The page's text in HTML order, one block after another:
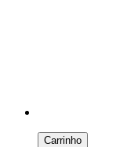
Carrinho